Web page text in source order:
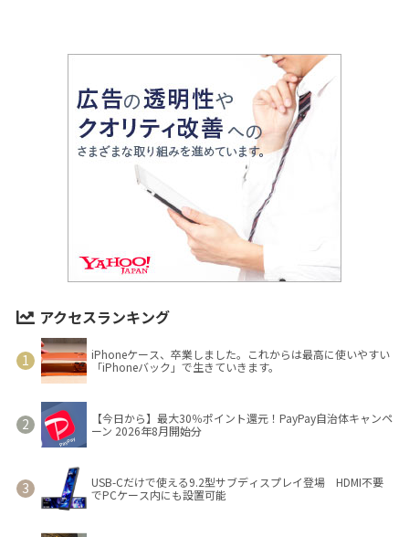
アクセスランキング
iPhoneケース、卒業しました。これからは最高に使いやすい
「iPhoneバック」で生きていきます。
【今日から】最大30％ポイント還元！PayPay自治体キャンペ
ーン 2026年8月開始分
USB-Cだけで使える9.2型サブディスプレイ登場 HDMI不要
でPCケース内にも設置可能